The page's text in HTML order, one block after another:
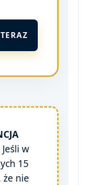
Jeśli w
15
nie